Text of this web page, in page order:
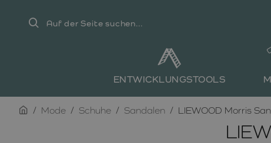
Auf
ENTWICKLUNGSTOOLS
homeMode Schuhe Sandalen LIEWOOD Morris